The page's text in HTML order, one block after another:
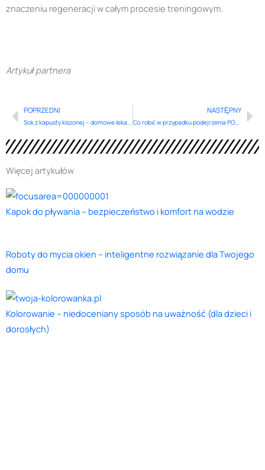
znaczeniu regeneracji w całym procesie treningowym.
Artykuł partnera
Prev
POPRZEDNI
Sok z kapusty kiszonej – domowe lekarstwo na biegunkę?
NASTĘPNY
Co robić w przypadku podejrzenia POChP?
Więcej artykułów
Kapok do pływania – bezpieczeństwo i komfort na wodzie
Roboty do mycia okien – inteligentne rozwiązanie dla Twojego
domu
Kolorowanie – niedoceniany sposób na uważność (dla dzieci i
dorosłych)